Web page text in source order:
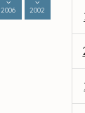
2006
2002